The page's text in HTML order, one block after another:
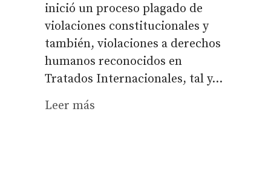
inició un proceso plagado de
violaciones constitucionales y
también, violaciones a derechos
humanos reconocidos en
Tratados Internacionales, tal y...
Leer más